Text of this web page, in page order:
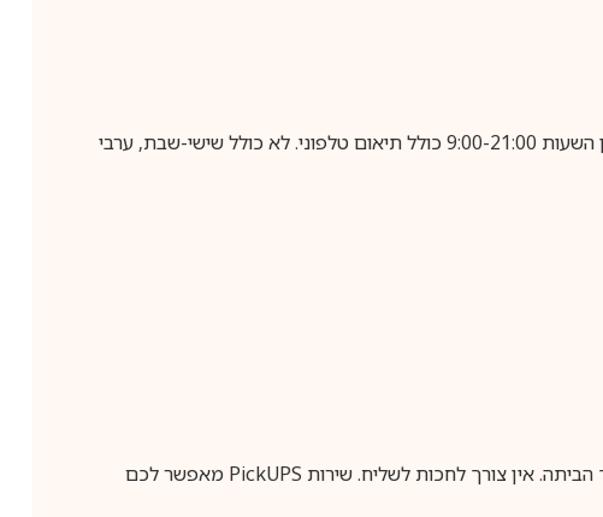
בביצוע הזמנה עד השעה 10:00 בימים א-ה, קבלת המשלוח תבוצע עד חמישה ימי עסקים מיום שלאחר ביצוע ההזמנה, בין השעות 9:00-21:00 כולל תיאום טלפוני. לא כולל שישי-שבת, ערבי
אין צורך לחכות לשליח. שירות PickUPS מאפשר לכם